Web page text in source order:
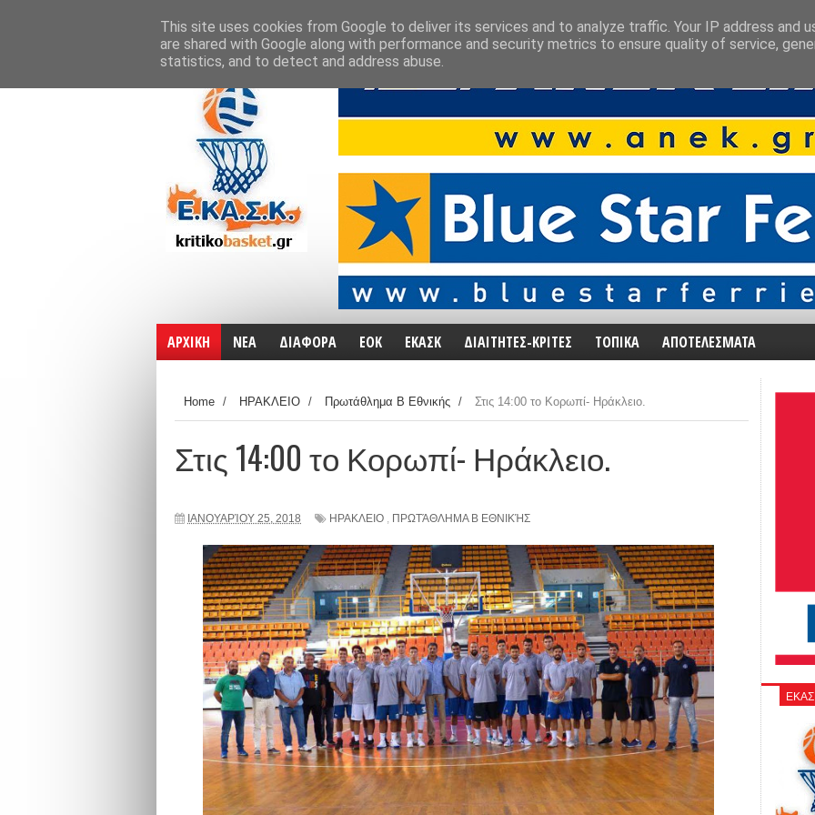
ΑΡΧΙΚΗ ΝΕΑ ΔΙΑΦΟΡΑ ΕΟΚ ΕΚΑΣΚ ΔΙΑΙΤΗΤΕΣ-ΚΡΙΤΕΣ ΤΟΠΙΚΑ ΑΠΟΤΕΛΕΣΜΑΤΑ
Home / ΗΡΑΚΛΕΙΟ / Πρωτάθλημα Β Εθνικής / Στις 14:00 το Κορωπί- Ηράκλειο.
Στις 14:00 το Κορωπί- Ηράκλειο.
ΙΑΝΟΥΑΡΊΟΥ 25, 2018 ΗΡΑΚΛΕΙΟ , ΠΡΩΤΆΘΛΗΜΑ Β ΕΘΝΙΚΉΣ
This site uses cookies from Google to deliver its services and to analyze traffic. Your IP address and
are shared with Google along with performance and security metrics to ensure quality of service,
statistics, and to detect and address abuse.